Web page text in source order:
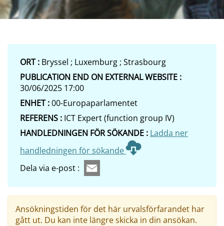
ORT : Bryssel ; Luxemburg ; Strasbourg
PUBLICATION END ON EXTERNAL WEBSITE :
30/06/2025 17:00
ENHET :00-Europaparlamentet
REFERENS : ICT Expert (function group IV)
HANDLEDNINGEN FÖR SÖKANDE : Ladda ner
handledningen för sökande
Dela via e-post :
Ansökningstiden för det här urvalsförfarandet har
gått ut. Du kan inte längre skicka in din ansökan.